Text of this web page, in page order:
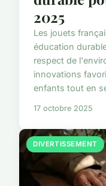
2025
Les jouets
éducation
respect de
innovations
enfants tout en
17 octobre 2025
DIVERTISSEMENT